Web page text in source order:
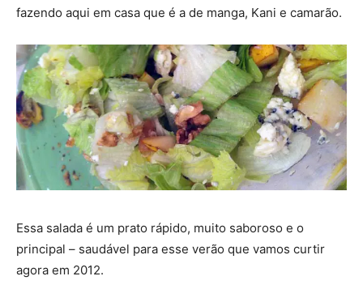
fazendo aqui em casa que é a de manga, Kani e camarão.
Essa salada é um prato rápido, muito saboroso e o
principal – saudável para esse verão que vamos curtir
agora em 2012.